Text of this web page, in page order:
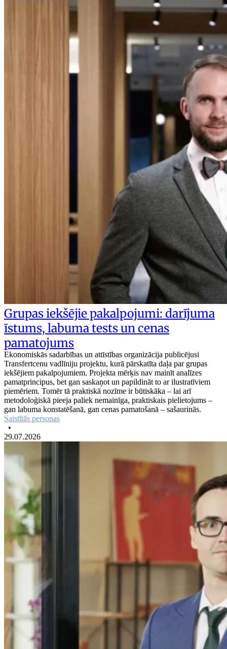
Grupas iekšējie pakalpojumi: darījuma
īstums, labuma tests un cenas
pamatojums
Ekonomiskās sadarbības un attīstības organizācija publicējusi
Transfertcenu vadlīniju projektu, kurā pārskatīta daļa par grupas
iekšējiem pakalpojumiem. Projekta mērķis nav mainīt analīzes
pamatprincipus, bet gan saskaņot un papildināt to ar ilustratīviem
piemēriem. Tomēr tā praktiskā nozīme ir būtiskāka – lai arī
metodoloģiskā pieeja paliek nemainīga, praktiskais pielietojums –
gan labuma konstatēšanā, gan cenas pamatošanā – sašaurinās.
Saistītās personas
•
29.07.2026